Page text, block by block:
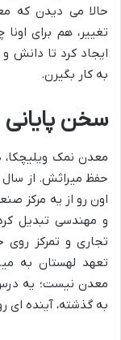
حالا می دیدن که
تغییر، هم برای
ایجاد کرد تا دانش
به کار بگیرن.
سخن پایانی
معدن نمک ویلیچکا،
اون رو از یه مرکز
و مهندسی تبدیل
تجاری و تمرکز روی
تعهد لهستان به
معدن نیست؛ یه درس
به گذشته، آینده